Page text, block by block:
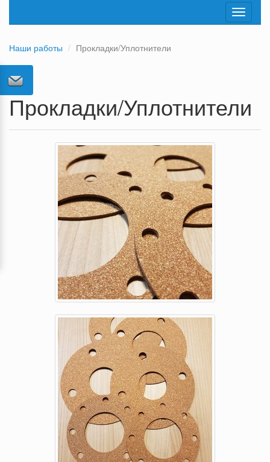
Toggle
Наши работы
Прокладки/Уплотнители
Прокладки/Уплотнители